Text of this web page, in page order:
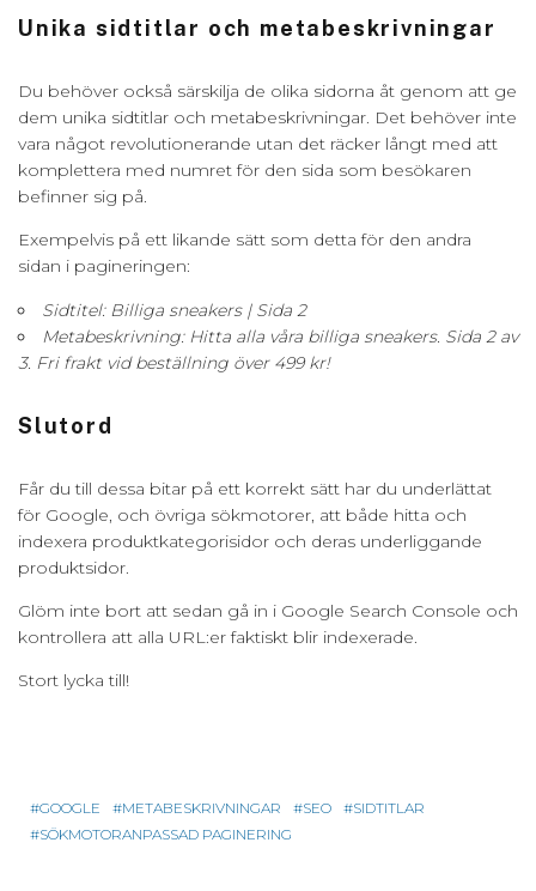
Unika sidtitlar och metabeskrivningar
Du behöver också särskilja de olika sidorna åt genom att ge
dem unika sidtitlar och metabeskrivningar. Det behöver inte
vara något revolutionerande utan det räcker långt med att
komplettera med numret för den sida som besökaren
befinner sig på.
Exempelvis på ett likande sätt som detta för den andra
sidan i pagineringen:
Sidtitel: Billiga sneakers | Sida 2
Metabeskrivning: Hitta alla våra billiga sneakers. Sida 2 av
3. Fri frakt vid beställning över 499 kr!
Slutord
Får du till dessa bitar på ett korrekt sätt har du underlättat
för Google, och övriga sökmotorer, att både hitta och
indexera produktkategorisidor och deras underliggande
produktsidor.
Glöm inte bort att sedan gå in i Google Search Console och
kontrollera att alla URL:er faktiskt blir indexerade.
Stort lycka till!
GOOGLE METABESKRIVNINGAR SEO
SIDTITLAR
SÖKMOTORANPASSAD PAGINERING